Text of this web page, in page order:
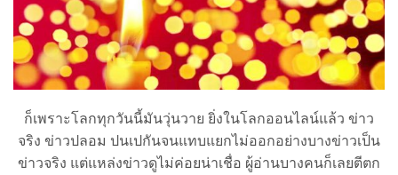
ก็เพราะโลกทุกวันนี้มันวุ่นวาย ยิ่งในโลกออนไลน์แล้ว ข่าว
จริง ข่าวปลอม ปนเปกันจนแทบแยกไม่ออกอย่างบางข่าวเป็น
ข่าวจริง แต่แหล่งข่าวดูไม่ค่อยน่าเชื่อ ผู้อ่านบางคนก็เลยตีตก